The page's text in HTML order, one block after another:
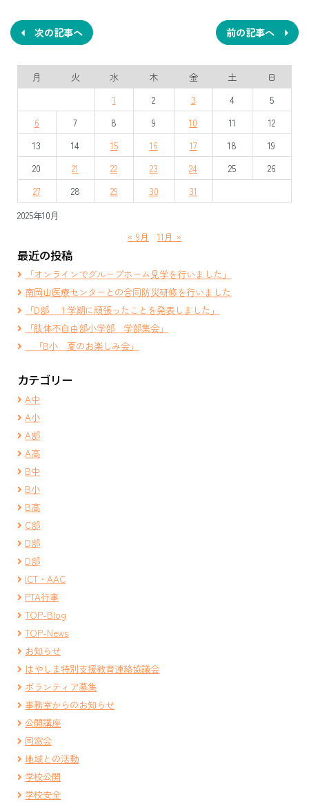
稿
ナ
ビ
ゲ
ー
シ
ョ
ン
前の記事へ
次の記事へ
2025年10月
月 火 水 木 金 土
日
1
2 3 4
5
6
7 8 9 10 11
12
13
14 15 16 17 18
19
20
21 22 23 24 25
26
27
28 29 30 31
« 9月 11月 »
最近の投稿
「オンラインでグループホーム見学を行いました」
南岡山医療センターとの合同防災研修を行いました
「D部 １学期に頑張ったことを発表しました」
「肢体不自由部小学部 学部集会」
「B小 夏のお楽しみ会」
カテゴリー
A中
A小
A部
A高
B中
B小
B高
C部
D部
D部
ICT・AAC
PTA行事
TOP-Blog
TOP-News
お知らせ
はやしま特別支援教育連絡協議会
ボランティア募集
事務室からのお知らせ
公開講座
同窓会
地域との活動
学校公開
学校安全